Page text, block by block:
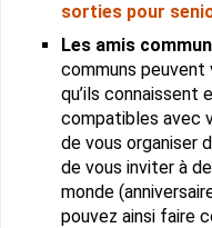
sorties pour
Les amis
communs peuvent
qu’ils connaissent
compatibles avec
de vous organiser
de vous inviter à
monde
pouvez ainsi faire